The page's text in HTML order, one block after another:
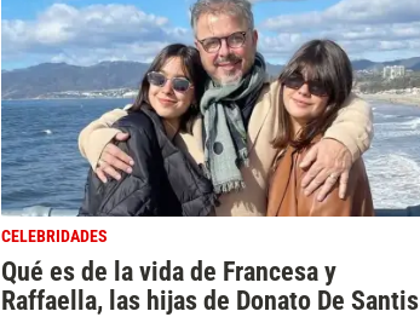
CELEBRIDADES
Qué es de la vida de Francesa y
Raffaella, las hijas de Donato De Santis